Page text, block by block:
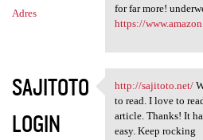
Adres
for far more!
https://
SAJITOTO
LOGIN
http://
http://sajitoto.net/
to read. I love to
article. Thanks! It
easy. Keep rocking